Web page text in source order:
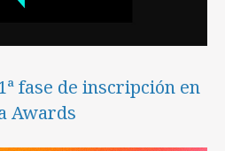
fase de inscripción en
Awards